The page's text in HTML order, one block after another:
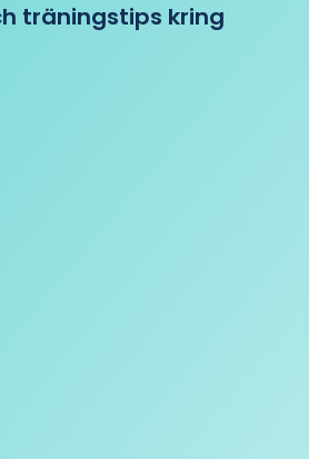
träningstips kring